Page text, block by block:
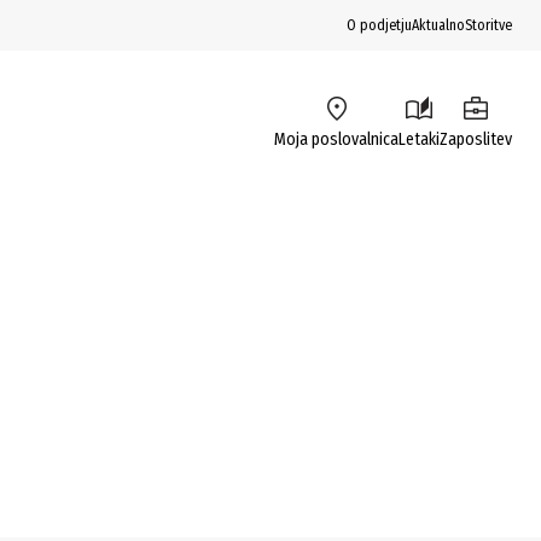
O podjetjuAktualnoStoritve
Moja poslovalnicaLetakiZaposlitev